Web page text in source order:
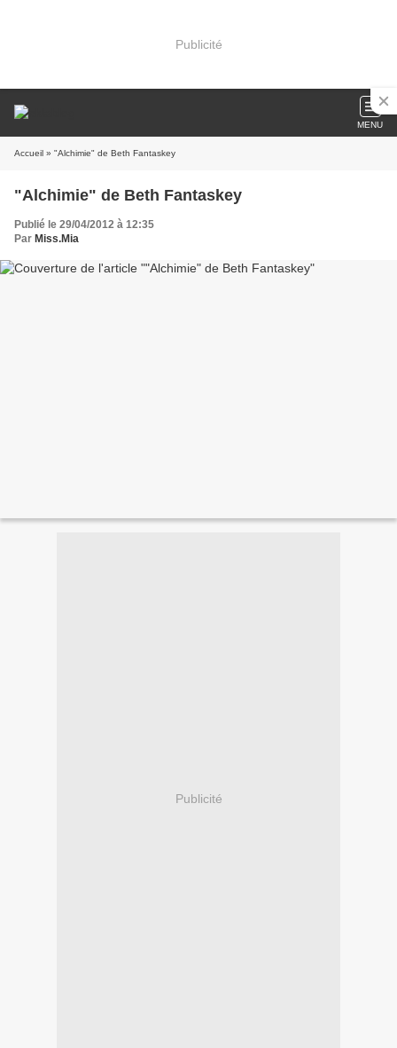
Publicité
MENU
Accueil » "Alchimie" de Beth Fantaskey
"Alchimie" de Beth Fantaskey
Publié le 29/04/2012 à 12:35
Par Miss.Mia
Publicité